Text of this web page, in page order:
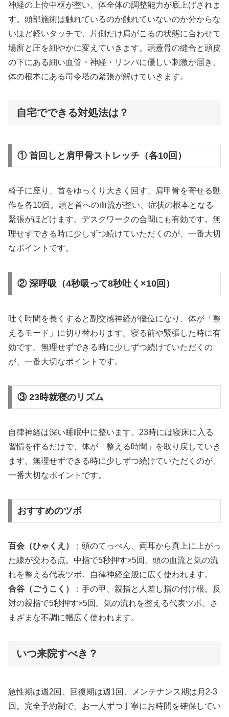
神経の上位中枢が整い、体全体の調整能力が底上げされま
す。頭部施術は触れているのか触れていないのか分からな
いほど軽いタッチで、片側だけ肩がこるの状態に合わせて
場所と圧を細やかに変えていきます。頭蓋骨の縫合と頭皮
の下にある細い血管・神経・リンパに優しい刺激が届き、
体の根本にある司令塔の緊張が解けていきます。
自宅でできる対処法は？
① 首回しと肩甲骨ストレッチ（各10回）
椅子に座り、首をゆっくり大きく回す、肩甲骨を寄せる動
作を各10回。頭と首への血流が整い、症状の根本となる
緊張がほどけます。デスクワークの合間にも有効です。無
理せずできる時に少しずつ続けていただくのが、一番大切
なポイントです。
② 深呼吸（4秒吸って8秒吐く×10回）
吐く時間を長くすると副交感神経が優位になり、体が「整
えるモード」に切り替わります。寝る前や緊張した時に有
効です。無理せずできる時に少しずつ続けていただくの
が、一番大切なポイントです。
③ 23時就寝のリズム
自律神経は深い睡眠中に整います。23時には寝床に入る
習慣を作るだけで、体が「整える時間」を取り戻していき
ます。無理せずできる時に少しずつ続けていただくのが、
一番大切なポイントです。
おすすめのツボ
百会（ひゃくえ）
：頭のてっぺん、両耳から真上に上がっ
た線が交わる点。中指で5秒押す×5回。頭の血流と気の流
れを整える代表ツボ。自律神経全般に広く使われます。
合谷（ごうこく）
：手の甲、親指と人差し指の付け根。反
対の親指で5秒押す×5回。気の流れを整える代表ツボ。さ
まざまな不調に幅広く使われます。
いつ来院すべき？
急性期は週2回、回復期は週1回、メンテナンス期は月2-3
回。完全予約制で、お一人ずつ丁寧にお時間を確保してい